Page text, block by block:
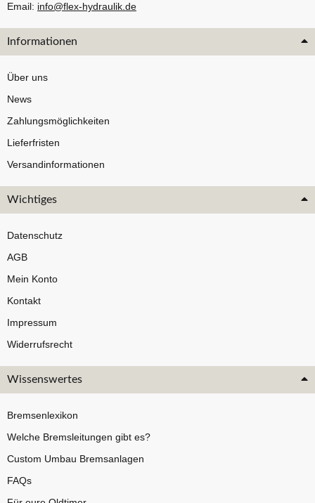
Email: info@flex-hydraulik.de
Informationen
Über uns
News
Zahlungsmöglichkeiten
Lieferfristen
Versandinformationen
Wichtiges
Datenschutz
AGB
Mein Konto
Kontakt
Impressum
Widerrufsrecht
Wissenswertes
Bremsenlexikon
Welche Bremsleitungen gibt es?
Custom Umbau Bremsanlagen
FAQs